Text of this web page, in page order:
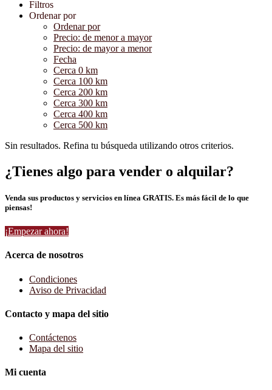
Filtros
Ordenar por
Ordenar por
Precio: de menor a mayor
Precio: de mayor a menor
Fecha
Cerca 0 km
Cerca 100 km
Cerca 200 km
Cerca 300 km
Cerca 400 km
Cerca 500 km
Sin resultados. Refina tu búsqueda utilizando otros criterios.
¿Tienes algo para vender o alquilar?
Venda sus productos y servicios en línea GRATIS. Es más fácil de lo que
piensas!
¡Empezar ahora!
Acerca de nosotros
Condiciones
Aviso de Privacidad
Contacto y mapa del sitio
Contáctenos
Mapa del sitio
Mi cuenta